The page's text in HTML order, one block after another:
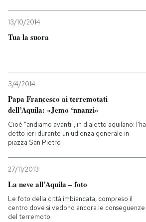
Entra
13/10/2014
Tua la suora
3/4/2014
Papa Francesco ai terremotati
dell’Aquila: «Jemo ‘nnanzi»
Cioè "andiamo avanti", in dialetto aquilano: l'ha
detto ieri durante un'udienza generale in
piazza San Pietro
27/11/2013
La neve all’Aquila – foto
Le foto della città imbiancata, compreso il
centro dove si vedono ancora le conseguenze
del terremoto